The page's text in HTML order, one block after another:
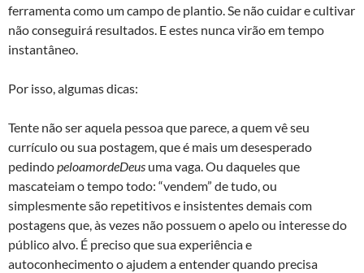
ferramenta como um campo de plantio. Se não cuidar e cultivar
não conseguirá resultados. E estes nunca virão em tempo
instantâneo.
Por isso, algumas dicas:
Tente não ser aquela pessoa que parece, a quem vê seu
currículo ou sua postagem, que é mais um desesperado
pedindopeloamordeDeus uma vaga. Ou daqueles que
mascateiam o tempo todo: “vendem” de tudo, ou
simplesmente são repetitivos e insistentes demais com
postagens que, às vezes não possuem o apelo ou interesse do
público alvo. É preciso que sua experiência e
autoconhecimento o ajudem a entender quando precisa